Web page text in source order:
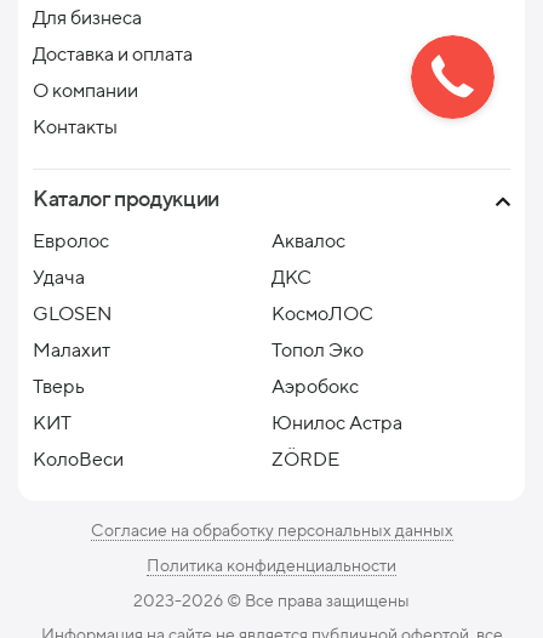
Для бизнеса
Доставка и оплата
О компании
Контакты
Каталог продукции
Евролос
Аквалос
Удача
ДКС
GLOSEN
КосмоЛОС
Малахит
Топол Эко
Тверь
Аэробокс
КИТ
Юнилос Астра
КолоВеси
ZÖRDE
Согласие на обработку персональных данных
Политика конфиденциальности
2023-2026 ©️ Все права защищены